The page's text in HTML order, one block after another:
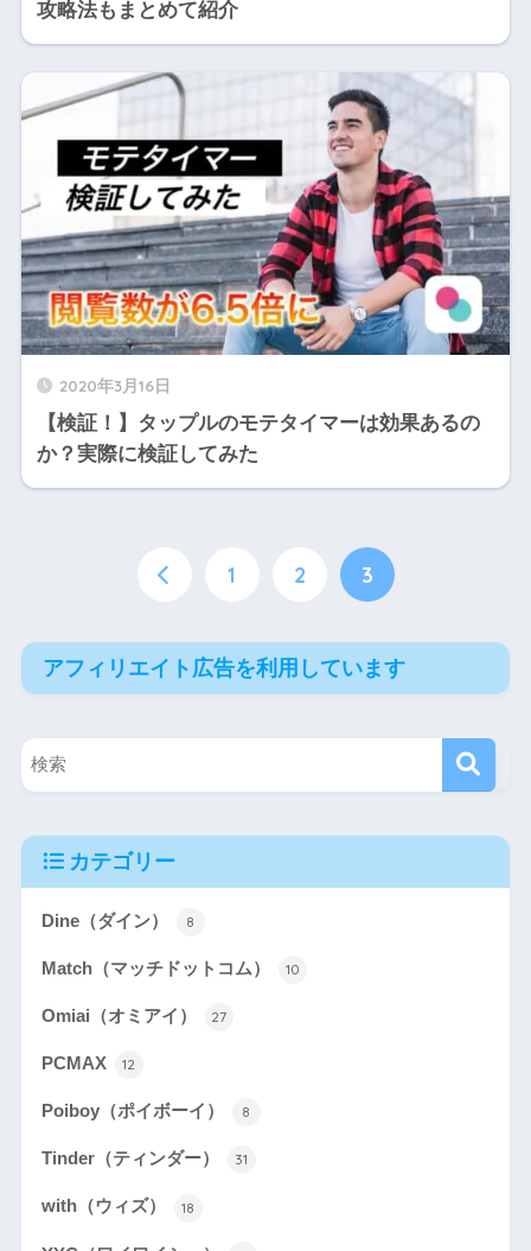
攻略法もまとめて紹介
2020年3月16日
【検証！】タップルのモテタイマーは効果あるの
か？実際に検証してみた
1 2 3
アフィリエイト広告を利用しています
カテゴリー
Dine（ダイン） 8
Match（マッチドットコム） 10
Omiai（オミアイ） 27
PCMAX 12
Poiboy（ポイボーイ） 8
Tinder（ティンダー） 31
with（ウィズ） 18